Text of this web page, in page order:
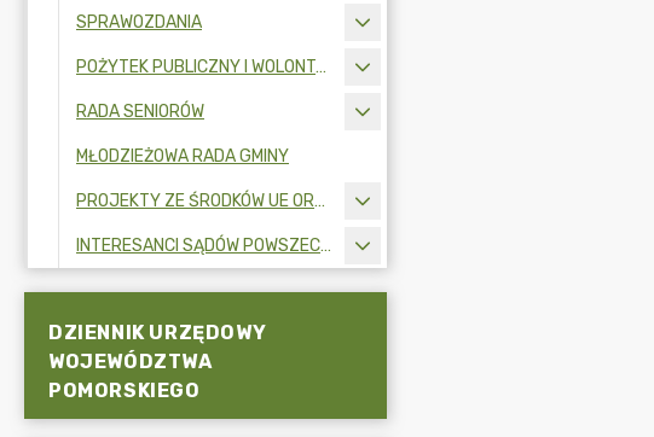
SPRAWOZDANIA
POŻYTEK PUBLICZNY I WOLONTARIAT
RADA SENIORÓW
MŁODZIEŻOWA RADA GMINY
PROJEKTY ZE ŚRODKÓW UE ORAZ FUNDUSZY ZEWNĘTRZNYCH
INTERESANCI SĄDÓW POWSZECHNYCH
DZIENNIK URZĘDOWY
WOJEWÓDZTWA
POMORSKIEGO